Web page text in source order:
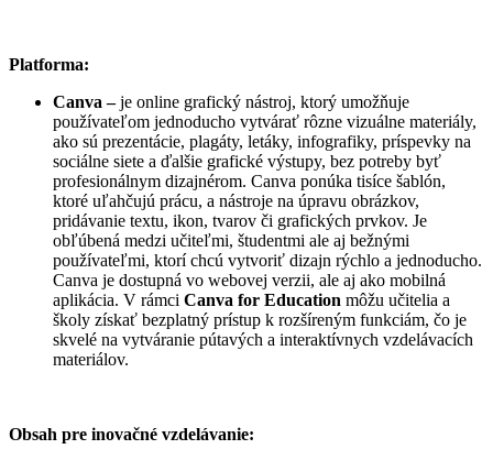
Platforma:
Canva –je online grafický nástroj, ktorý umožňuje
používateľom jednoducho vytvárať rôzne vizuálne materiály,
ako sú prezentácie, plagáty, letáky, infografiky, príspevky na
sociálne siete a ďalšie grafické výstupy, bez potreby byť
profesionálnym dizajnérom. Canva ponúka tisíce šablón,
ktoré uľahčujú prácu, a nástroje na úpravu obrázkov,
pridávanie textu, ikon, tvarov či grafických prvkov. Je
obľúbená medzi učiteľmi, študentmi ale aj bežnými
používateľmi, ktorí chcú vytvoriť dizajn rýchlo a jednoducho.
Canva je dostupná vo webovej verzii, ale aj ako mobilná
aplikácia. V rámci Canva for Education môžu učitelia a
školy získať bezplatný prístup k rozšíreným funkciám, čo je
skvelé na vytváranie pútavých a interaktívnych vzdelávacích
materiálov.
Obsah pre inovačné vzdelávanie: